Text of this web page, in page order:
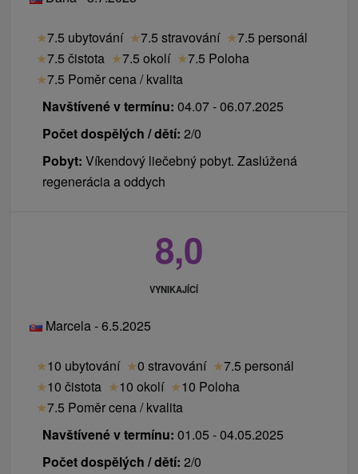
★7.5 ubytování ★7.5 stravování ★7.5 personál
★7.5 čistota ★7.5 okolí ★7.5 Poloha
★7.5 Poměr cena / kvalita
Navštívené v termínu: 04.07 - 06.07.2025
Počet dospělých / dětí: 2/0
Pobyt: Víkendový liečebný pobyt. Zaslúžená
regenerácia a oddych
8,0
VYNIKAJÍCÍ
Marcela - 6.5.2025
★10 ubytování ★0 stravování ★7.5 personál
★10 čistota ★10 okolí ★10 Poloha
★7.5 Poměr cena / kvalita
Navštívené v termínu: 01.05 - 04.05.2025
Počet dospělých / dětí: 2/0